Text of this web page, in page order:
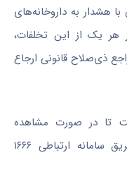
هشدار به داروخانه‌های
هر یک از این تخلفات،
ذی‌صلاح قانونی ارجاع
تا در صورت مشاهده
هرگونه تخلف، موارد مشکوک را از طریق سامانه ارتباطی ۱۶۶۶